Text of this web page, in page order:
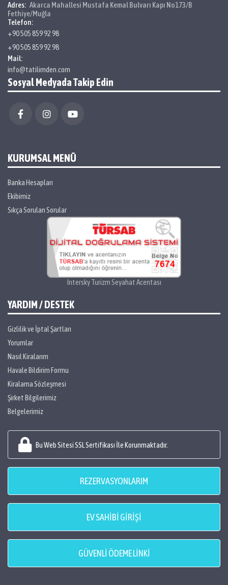
Adres: Akarca Mahallesi Mustafa Kemal Bulvarı Kapı No173/B
Fethiye/Muğla
Telefon:
+90 505 859 92 98
+90 505 859 92 98
Mail:
info@tatilimden.com
Sosyal Medyada Takip Edin
KURUMSAL MENÜ
Banka Hesapları
Ekibimiz
Sıkça Sorulan Sorular
Intersky Turizm Seyahat Acentası
YARDIM / DESTEK
Gizlilik ve İptal Şartları
Yorumlar
Nasıl Kiralarım
Havale Bildirim Formu
Kiralama Sözleşmesi
Şirket Bilgilerimiz
Belgelerimiz
Bu Web Sitesi SSL Sertifikası İle Korunmaktadır.
REZERVASYONLARIM
EV SAHİBİ GİRİŞİ
GÜVENLİ ÖDEME LİNKİ